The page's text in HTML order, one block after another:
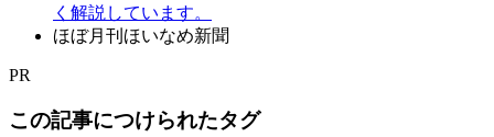
く解説しています。
ほぼ月刊ほいなめ新聞
PR
この記事につけられたタグ